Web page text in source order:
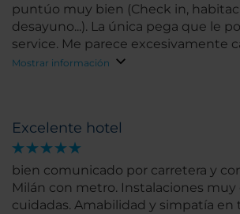
Excelente hotel
bien comunicado por carretera y
Milán con metro. Instalaciones muy
cuidadas. Amabilidad y simpatía en
puntúo muy bien (Check in,
desayuno...). La única pega que le
service. Me parece excesivamente
solo por el hecho de solicitarlo te
mayores. Es decir además de tener
diferentes platos casi dobles
15€ es posible que aparezca por
pequeña este coste, yo no lo vi. Una
mi puntuación habría sido de 10.
en día cada vez es mas habitual
sorpresas...costes ocultos no
Mostrar información